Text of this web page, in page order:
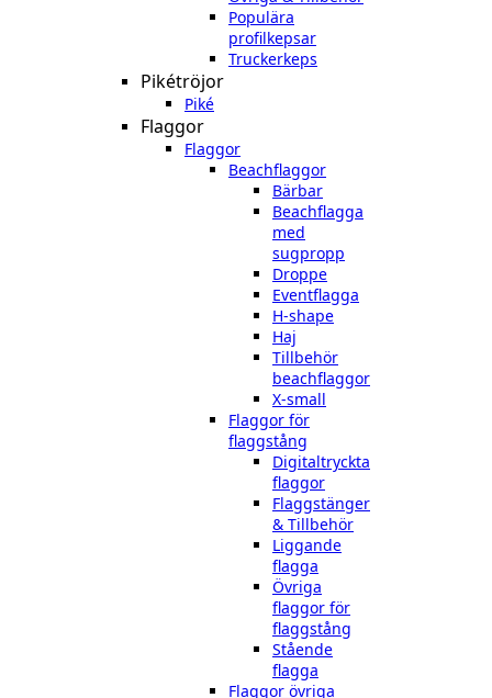
Populära
profilkepsar
Truckerkeps
Pikétröjor
Piké
Flaggor
Flaggor
Beachflaggor
Bärbar
Beachflagga
med
sugpropp
Droppe
Eventflagga
H-shape
Haj
Tillbehör
beachflaggor
X-small
Flaggor för
flaggstång
Digitaltryckta
flaggor
Flaggstänger
& Tillbehör
Liggande
flagga
Övriga
flaggor för
flaggstång
Stående
flagga
Flaggor övriga